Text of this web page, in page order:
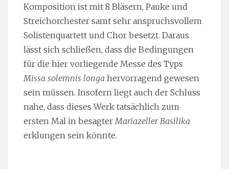
Komposition ist mit 8 Bläsern, Pauke und
Streichorchester samt sehr anspruchsvollem
Solistenquartett und Chor besetzt. Daraus
lässt sich schließen, dass die Bedingungen
für die hier vorliegende Messe des Typs
Missa solemnis longa hervorragend gewesen
sein müssen. Insofern liegt auch der Schluss
nahe, dass dieses Werk tatsächlich zum
ersten Mal in besagter Mariazeller Basilika
erklungen sein könnte.